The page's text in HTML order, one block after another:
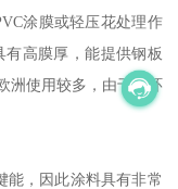
涂膜或轻压花处理作
有高膜厚，能提供钢板
洲使用较多，由于其环
能，因此涂料具有非常